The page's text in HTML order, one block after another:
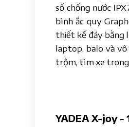
số chống nước
bình ắc quy
thiết kế đáy bằng
laptop, balo và vô
trộm, tìm xe trong
YADEA X-joy